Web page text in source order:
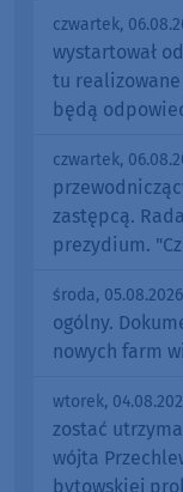
czwartek,
wystartował
tu
będą
czwartek,
zastępcą.
prezydium.
środa, 05.08.2026
ogólny.
nowych farm
wtorek,
zostać
wójta
bytowskiej